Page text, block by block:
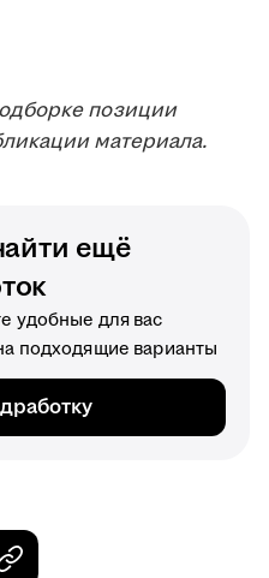
позиции
материала.
ещё
удобные для вас
подходящие варианты